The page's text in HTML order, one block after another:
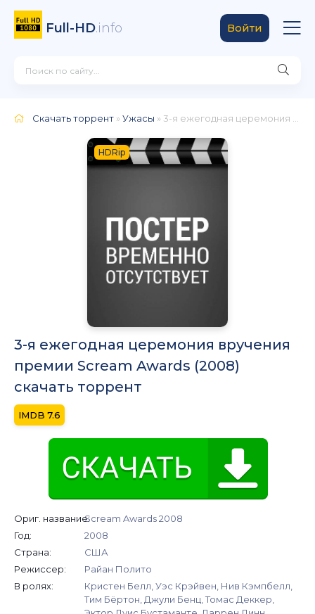
Full-HD.info Войти
Скачать торрент »Ужасы » 3-я ежегодная церемония вручения премии Scream Awards
HDRip
3-я ежегодная церемония вручения
премии Scream Awards (2008)
скачать торрент
7.6
Ориг. название:Scream Awards 2008
Год:
2008
Страна:
США
Режиссер:
Райан Полито
В ролях:
Кристен Белл, Уэс Крэйвен, Нив Кэмпбелл,
Тим Бёртон, Джули Бенц, Томас Деккер,